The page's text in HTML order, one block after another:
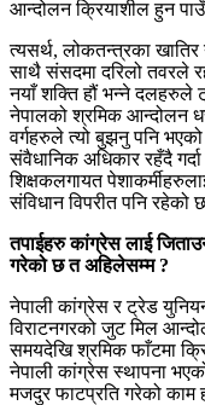
आन्दोलन क्रियाशील हुन
त्यसर्थ, लोकतन्त्रका
साथै संसदमा दरिलो तवरले
नयाँ शक्ति हौं भन्ने दलहरुले
नेपालको श्रमिक आन्दोलन
वर्गहरुले त्यो बुझनु पनि
संवैधानिक अधिकार रहँदै
शिक्षकलगायत
संविधान विपरीत पनि रहेको
तपाईहरु कांग्रेस लाई
गरेको छ त अहिलेसम्म ?
नेपाली कांग्रेस र ट्रेड
विराटनगरको जुट मिल
समयदेखि श्रमिक फाँटमा
नेपाली कांग्रेस स्थापना
मजदुर फाटप्रति गरेको